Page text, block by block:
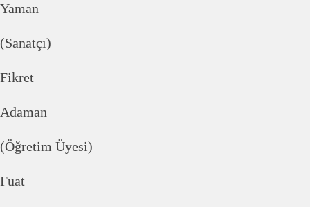
Yaman
(Sanatçı)
Fikret
Adaman
(Öğretim Üyesi)
Fuat